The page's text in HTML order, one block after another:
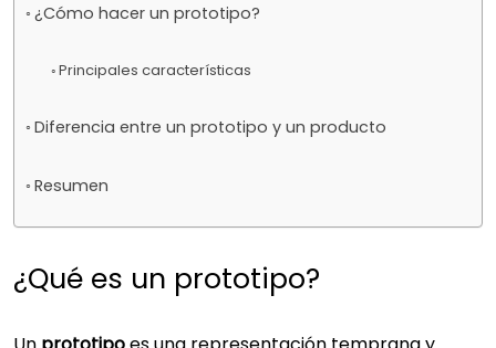
¿Cómo hacer un prototipo?
Principales características
Diferencia entre un prototipo y un producto
Resumen
¿Qué es un prototipo?